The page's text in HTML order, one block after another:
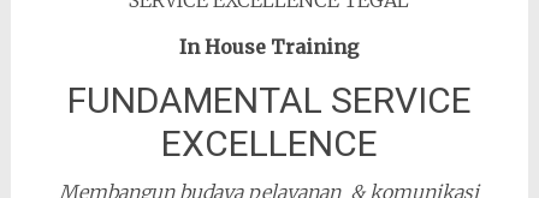
In House Training
FUNDAMENTAL SERVICE
EXCELLENCE
Membangun budaya pelayanan & komunikasi